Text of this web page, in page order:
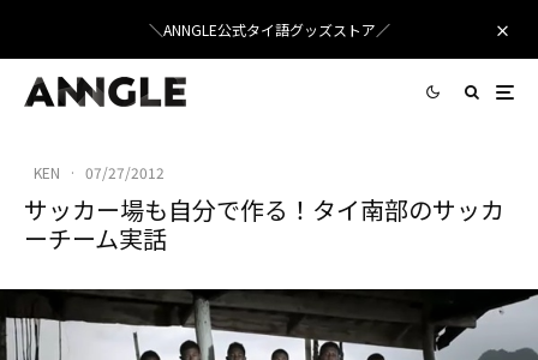
＼ANNGLE公式タイ語グッズストア／
KEN · 07/27/2012
サッカー場も自分で作る！タイ南部のサッカ
ーチーム実話